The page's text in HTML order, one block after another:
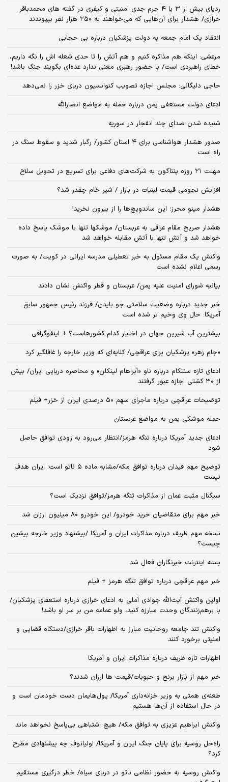
ردپای بیش از ۳ یا ۴ جرم جدی امنیتی و کیفری در گفته های محمدباقر
خرازی/ هشدار برای آن‌هایی که می‌خواهند به ۲۵۰ هزار نفر بپیوندند
انتقاد یک امام جمعه به دولت پزشکیان درباره بی حجابی
مرعشی: اینکه هم مذاکره کنیم و هم آتش را تا حدی شعله اش را نگه داریم،
خطای راهبردی است/ با حضور رهبری معنی ندارد عده‌ای بگویند جنگ باشد!
حاجی دلیگانی: مجلس اجازه تصویب کنوانسیون دریای خزر را نمی‌دهد
ادعای دولت مستعفی یمن درباره حمله به مواضع انصارالله
شنیده شدن صدای چند انفجار در سوریه
صدور هشدار هواشناسی برای ۴ استان کشور/ رگبار شدید و سقوط سنگ در
راه است
مهلت ۲۱ روزه پنتاگون به شرکت‌های دفاعی برای تسریع در تحویل سلاح
افزایش نجومی قیمت لبنیات در بازار / شیر خام چقدر شد؟
هشدار مینو محرز؛ این ساندویچ‌ها را از بیرون نخرید!
هشدار صریح مقام عراقی به عربستان/ موشکها تنها با موشک پاسخ داده
خواهد شد و آتش تنها با آتش مقابله خواهد شد
واکنش یک مقام مسئول به خبر تعطیلی مدرسه ایرانی در کویت/ به صورت
رسمی اعلام نشده است
بیانیه شورای امنیت علیه یمن/ عربستان و قطر واکنش نشان دادند
خبر جدید درباره وضعیت سلامتی جو بایدن/ فرزند رئیس جمهور سابق
آمریکا: حال وی وخیم تر شده است
بیشترین آب شیرین جهان در اختیار کدام کشورهاست؟ + اینفوگرافی
«جام زهر» پزشکیان برای عراقچی/ کنایه‌ای که وزیر خارجه را غافلگیر کرد
ادعای تازه سنتکام درباره ناو «آبراهام لینکلن» و محاصره دریایی ایران/ بیش
از ۳۰ کشتی اجازه عبور گرفتند
توضیحات عراقچی درباره ماجرای سهم ۵۰ درصدی ایران از خزر+ فیلم
حمله موشکی یمن به مواضع عربستان
ادعای جدید آمریکا درباره تنگه هرمز/انتظار می‌رود به زودی توافق حاصل
شود
توضیح مهم فیدان درباره توافق مکه/مشابه ماده ۵ ناتو است؛ ایران هدف
نیست
سیگنال‌ مثبت عمان از مذاکرات تنگه هرمز/توافق نزدیک است؟
خبر مهم برای متقاضیان خرید خودرو/ این خودرو ۸۰ میلیون ارزان شد
نسخه‌ مهم ظریف درباره مذاکرات ایران و آمریکا /پیشنهاد وزیر خارجه پیشین
چیست؟
بسته اینترنت خبرنگاران فعال شد
خبر مهم عراقچی درباره توافق تنگه هرمز + فیلم
اولین واکنش آیت‌الله جوادی آملی به ادعای خرازی درباره استعفای پزشکیان/
با برهم‌زنندگان وحدت مبارزه کنید، ولو عمامه من بر سر او باشد!
واکنش تند جامعه روحانیت مبارز به اظهارات باقر خرازی/دستگاه قضایی و
امنیتی برخورد کنند
اظهارات تازه ظریف درباره مذاکرات ایران و آمریکا
خبر مهم از بازار برنج و حبوبات/قیمت ها ارزان شدند؟
طعنه‌ی‌ همتی به وزیر خزانه‌داری آمریکا/ پول‌هایمان دست خودمان است و
در حال استفاده از آن‌ها هستیم
واکنش ابراهیم عزیزی به توافق مکه/ هیچ اشتباهی بی‌پاسخ نخواهد ماند
راه‌حل روسیه برای پایان جنگ ایران و آمریکا/ اولیانوف چه پیشنهادی مطرح
کرد؟
واکنش روسیه به حضور نظامی ناتو در دریای سیاه/ خطر درگیری مستقیم